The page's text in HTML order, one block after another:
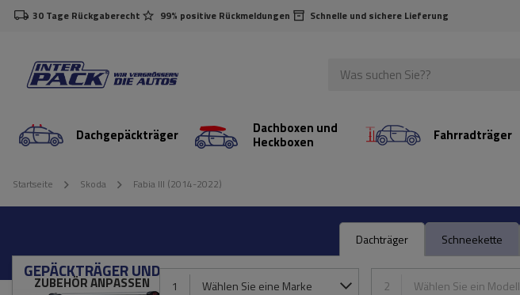
30 Tage Rückgaberecht 99% positive Rückmeldungen Schnelle und sichere Lieferung
Dachgepäckträger Dachboxen und
Heckboxen Fahrradträger
Startseite Skoda Fabia III (2014-2022)
Dachträger Schneekette
GEPÄCKTRÄGER UND
ZUBEHÖR ANPASSEN 1 Wählen Sie eine Marke 2 Wählen Sie ein Modell